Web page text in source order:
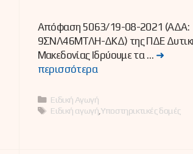
Απόφαση 5063/19-08-2021 (ΑΔΑ:
9ΣΝΛ46ΜΤΛΗ-ΔΚΔ) της ΠΔΕ
Μακεδονίας Ιδρύουμε τα … ➜
περισσότερα
Κατηγορίες
Ειδική Αγωγή
Ετικέτες
Ειδική αγωγή, Υποστηρικτικές δομές